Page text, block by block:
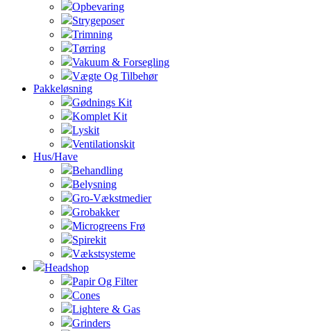
Opbevaring
Strygeposer
Trimning
Tørring
Vakuum & Forsegling
Vægte Og Tilbehør
Pakkeløsning
Gødnings Kit
Komplet Kit
Lyskit
Ventilationskit
Hus/Have
Behandling
Belysning
Gro-Vækstmedier
Grobakker
Microgreens Frø
Spirekit
Vækstsysteme
Headshop
Papir Og Filter
Cones
Lightere & Gas
Grinders